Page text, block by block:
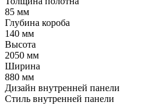
85 мм
Глубина короба
140 мм
Высота
2050 мм
Ширина
880 мм
Дизайн внутренней панели
Стиль внутренней панели